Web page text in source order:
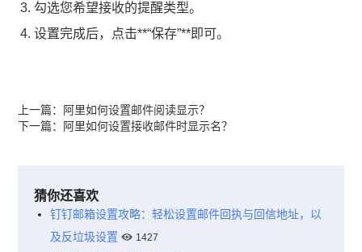
勾选您希望接收的提醒类型。
设置完成后，点击**“保存”**即可。
上一篇：
阿里如何设置邮件阅读显示？
下一篇：
阿里如何设置接收邮件时显示名？
猜你还喜欢
钉钉邮箱设置攻略：轻松设置邮件回执与回信地址，以
及反垃圾设置
1427